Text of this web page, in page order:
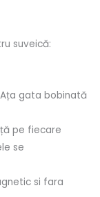
suveică:
gata bobinată
pe fiecare
se
si fara